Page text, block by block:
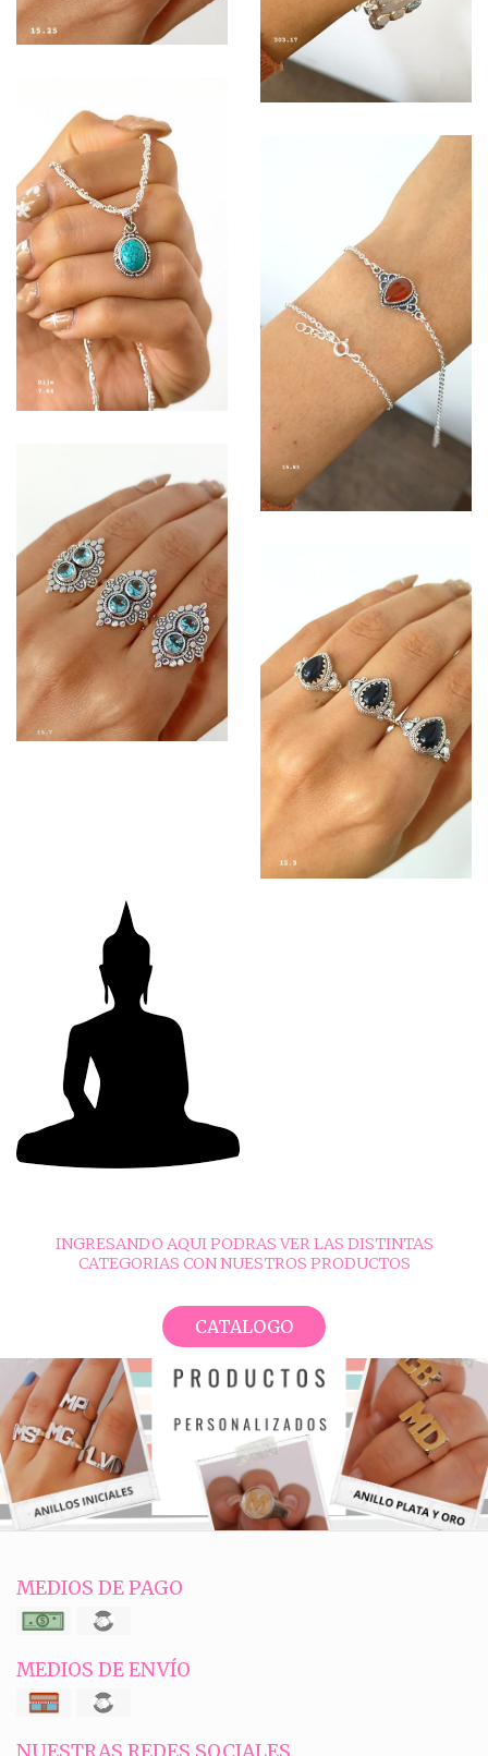
INGRESANDO AQUI PODRAS VER LAS DISTINTAS
CATEGORIAS CON NUESTROS PRODUCTOS
CATALOGO
MEDIOS DE PAGO
MEDIOS DE ENVÍO